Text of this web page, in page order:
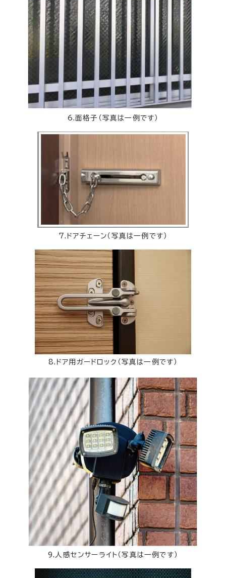
6.面格子（写真は一例です）
7.ドアチェーン（写真は一例です）
8.ドア用ガードロック（写真は一例です）
9.人感センサーライト（写真は一例です）